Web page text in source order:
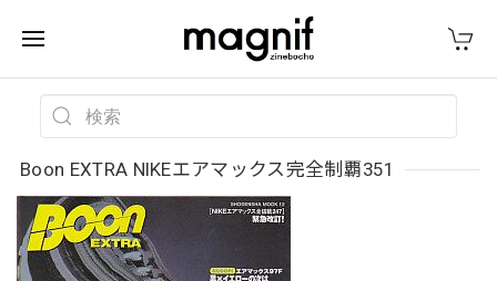
Boon EXTRA NIKEエアマックス完全制覇351